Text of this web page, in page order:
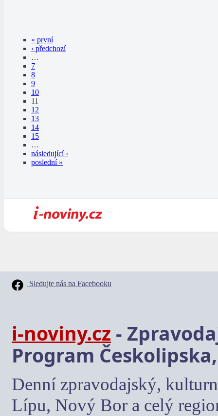
« první
‹ předchozí
…
7
8
9
10
11
12
13
14
15
…
následující ›
poslední »
Sledujte nás na Facebooku
i-noviny.cz -
Program
Denní zpravodajský,
Lípu, Nový Bor a celý